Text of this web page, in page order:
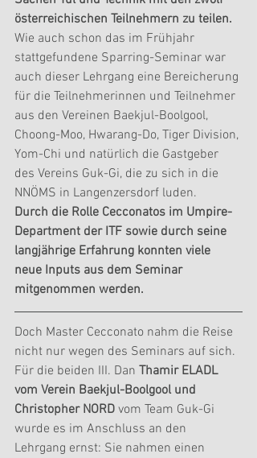
österreichischen Teilnehmern zu teilen.
Wie auch schon das im Frühjahr
stattgefundene Sparring-Seminar war
auch dieser Lehrgang eine Bereicherung
für die Teilnehmerinnen und Teilnehmer
aus den Vereinen Baekjul-Boolgool,
Choong-Moo, Hwarang-Do, Tiger Division,
Yom-Chi und natürlich die Gastgeber
des Vereins Guk-Gi, die zu sich in die
NNÖMS in Langenzersdorf luden.
Durch die Rolle Cecconatos im Umpire-
Department der ITF sowie durch seine
langjährige Erfahrung konnten viele
neue Inputs aus dem Seminar
mitgenommen werden.
Doch Master Cecconato nahm die Reise
nicht nur wegen des Seminars auf sich.
Für die beiden III. Dan Thamir ELADL
vom Verein Baekjul-Boolgool und
Christopher NORD vom Team Guk-Gi
wurde es im Anschluss an den
Lehrgang ernst: Sie nahmen einen